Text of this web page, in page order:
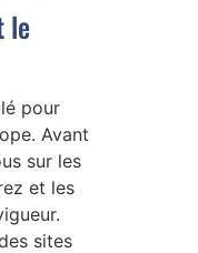
le
pour
Avant
sur les
et les
sites